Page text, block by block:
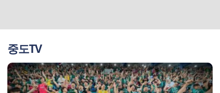
중도TV